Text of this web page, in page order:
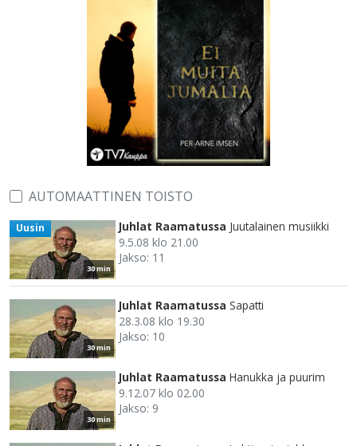
AUTOMAATTINEN TOISTO
30 min
Uusin Juhlat Raamatussa Juutalainen musiikki
9.5.08 klo 21.00
Jakso: 11
30 min
Juhlat Raamatussa Sapatti
28.3.08 klo 19.30
Jakso: 10
30 min
Juhlat Raamatussa Hanukka ja puurim
9.12.07 klo 02.00
Jakso: 9